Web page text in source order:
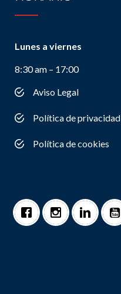
Lunes a viernes
8:30 am – 17:00
Aviso Legal
Política de privacidad
Política de cookies